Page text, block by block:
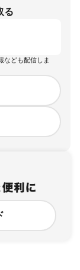
る
なども配信しま